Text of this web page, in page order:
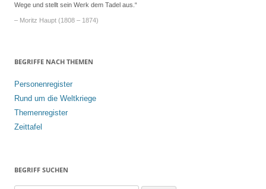
Wege und stellt sein Werk dem Tadel aus.“
– Moritz Haupt (1808 – 1874)
BEGRIFFE NACH THEMEN
Personenregister
Rund um die Weltkriege
Themenregister
Zeittafel
BEGRIFF SUCHEN